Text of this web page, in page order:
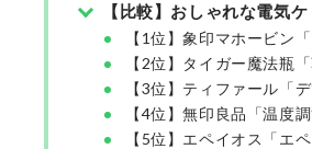
【比較】おしゃれな電気
【1位】象印マホービン
【2位】タイガー魔法瓶
【3位】ティファール「
【4位】無印良品「温度
【5位】エペイオス「エ